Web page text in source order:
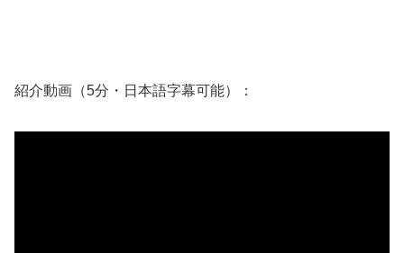
紹介動画（5分・日本語字幕可能）：